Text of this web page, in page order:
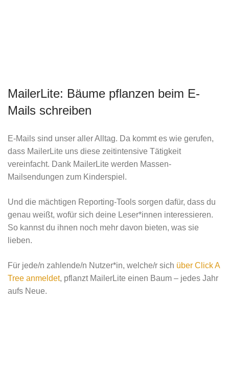
MailerLite: Bäume pflanzen beim E-
Mails schreiben
E-Mails sind unser aller Alltag. Da kommt es wie gerufen,
dass MailerLite uns diese zeitintensive Tätigkeit
vereinfacht. Dank MailerLite werden Massen-
Mailsendungen zum Kinderspiel.
Und die mächtigen Reporting-Tools sorgen dafür, dass du
genau weißt, wofür sich deine Leser*innen interessieren.
So kannst du ihnen noch mehr davon bieten, was sie
lieben.
Für jede/n zahlende/n Nutzer*in, welche/r sich über Click A
Tree anmeldet, pflanzt MailerLite einen Baum – jedes Jahr
aufs Neue.